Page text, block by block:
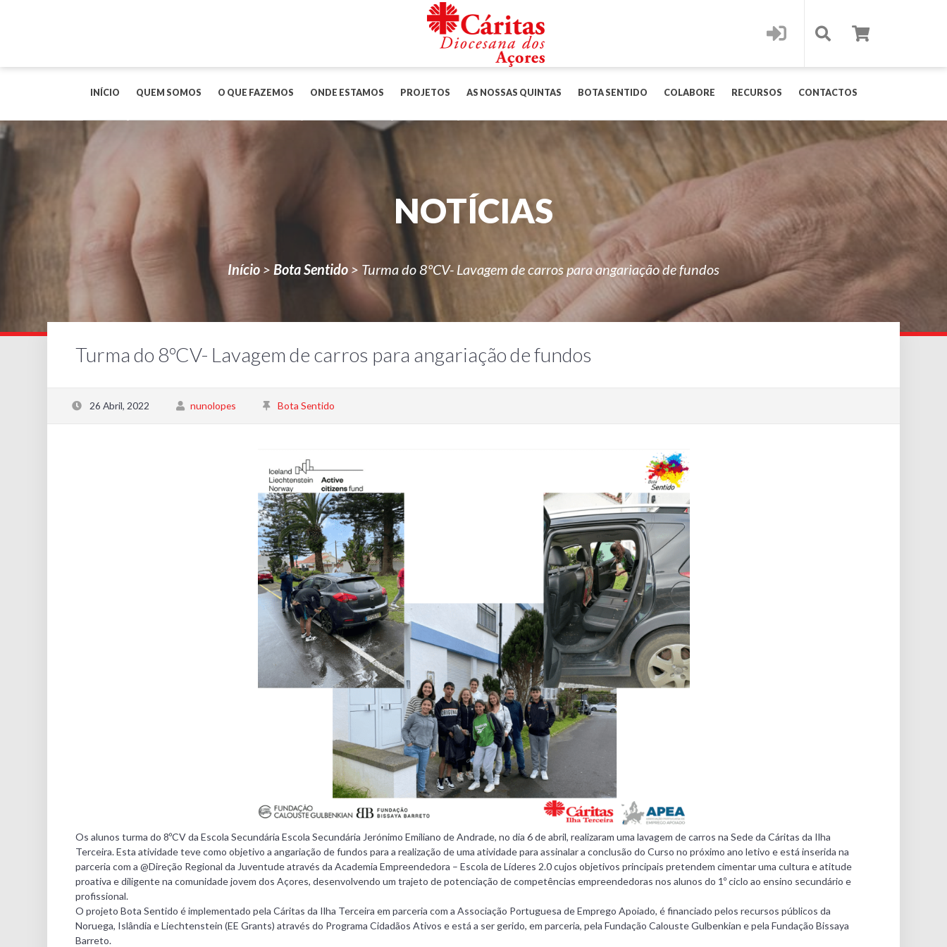
INÍCIO QUEM SOMOS O QUE FAZEMOS ONDE ESTAMOS PROJETOS AS NOSSAS QUINTAS BOTA SENTIDO COLABORE RECURSOS CONTACTOS
NOTÍCIAS
Início > Bota Sentido > Turma do 8ºCV- Lavagem de carros para angariação de fundos
Turma do 8ºCV- Lavagem de carros para angariação de fundos
26 Abril, 2022 nunolopes Bota Sentido
Os alunos turma do 8ºCV da Escola SecundáriaEscola Secundária Jerónimo Emiliano de Andrade, no dia 6 de abril, realizaram uma lavagem de carros na Sede da Cáritas da Ilha
Terceira. Esta atividade teve como objetivo a angariação de fundos para a realização de uma atividade para assinalar a conclusão do Curso no próximo ano letivo e está inserida na
parceria com a @Direção Regional da Juventude através da Academia Empreendedora – Escola de Líderes 2.0 cujos objetivos principais pretendem cimentar uma cultura e atitude
proativa e diligente na comunidade jovem dos Açores, desenvolvendo um trajeto de potenciação de competências empreendedoras nos alunos do 1º ciclo ao ensino secundário e
profissional.
O projeto Bota Sentido é implementado pela Cáritas da Ilha Terceira em parceria com a Associação Portuguesa de Emprego Apoiado, é financiado pelos recursos públicos da
Noruega, Islândia e Liechtenstein (EE Grants) através do Programa Cidadãos Ativos e está a ser gerido, em parceria, pela Fundação Calouste Gulbenkian e pela Fundação Bissaya
Barreto.